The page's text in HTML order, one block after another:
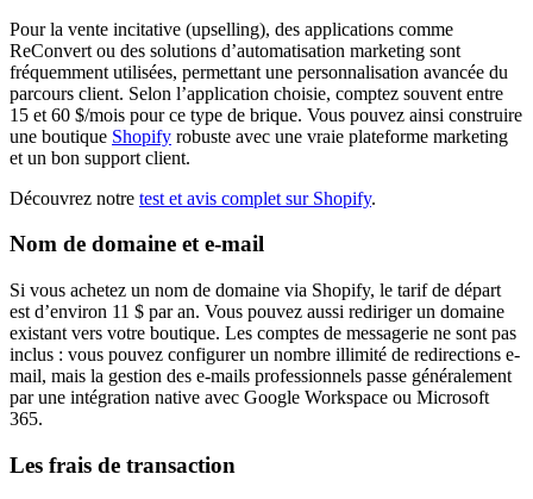
Pour la vente incitative (upselling), des applications comme
ReConvert ou des solutions d’automatisation marketing sont
fréquemment utilisées, permettant une personnalisation avancée du
parcours client. Selon l’application choisie, comptez souvent entre
15 et 60 $/mois pour ce type de brique. Vous pouvez ainsi construire
une boutique Shopify robuste avec une vraie plateforme marketing
et un bon support client.
Découvrez notre test et avis complet sur Shopify.
Nom de domaine et e-mail
Si vous achetez un nom de domaine via Shopify, le tarif de départ
est d’environ 11 $ par an. Vous pouvez aussi rediriger un domaine
existant vers votre boutique. Les comptes de messagerie ne sont pas
inclus : vous pouvez configurer un nombre illimité de redirections e-
mail, mais la gestion des e-mails professionnels passe généralement
par une intégration native avec Google Workspace ou Microsoft
365.
Les frais de transaction